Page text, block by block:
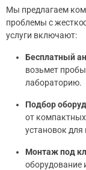
Мы предлагаем
проблемы с
услуги включают:
Бесплатный
возьмет
лабораторию.
Подбор
от
установок для
Монтаж под
оборудование